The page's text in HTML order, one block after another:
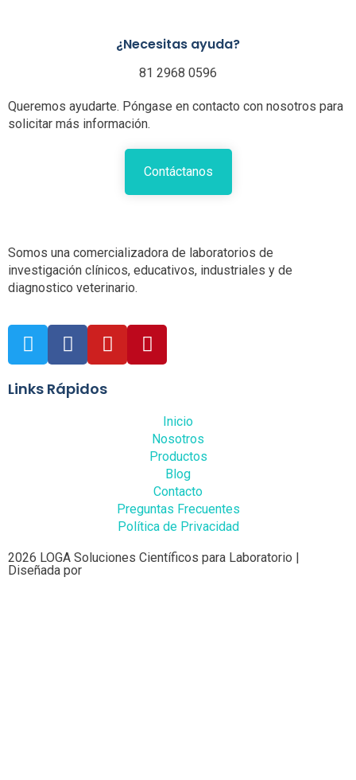
¿Necesitas ayuda?
81 2968 0596
Queremos ayudarte. Póngase en contacto con nosotros para
solicitar más información.
Contáctanos
Somos una comercializadora de laboratorios de
investigación clínicos, educativos, industriales y de
diagnostico veterinario.
Links Rápidos
Inicio
Nosotros
Productos
Blog
Contacto
Preguntas Frecuentes
Política de Privacidad
2026 LOGA Soluciones Científicos para Laboratorio |
Diseñada por